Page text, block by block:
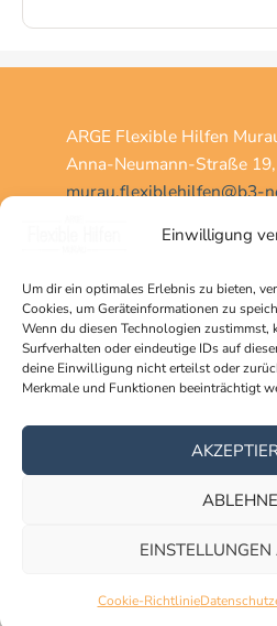
Einwilligung
Um dir ein optimales Erlebnis zu bieten,
Cookies, um Geräteinformationen zu
Wenn du diesen Technologien zustimmst,
Surfverhalten oder eindeutige IDs auf
deine Einwilligung nicht erteilst oder
Merkmale und Funktionen beeinträchtigt
Cookie-Richtlinie
ARGE Flexible Hilfen
Anna-Neumann-Straße
murau.flexiblehilfen@b3-
Home
Über
Team
Kontakt
DATENSCHUTZ|